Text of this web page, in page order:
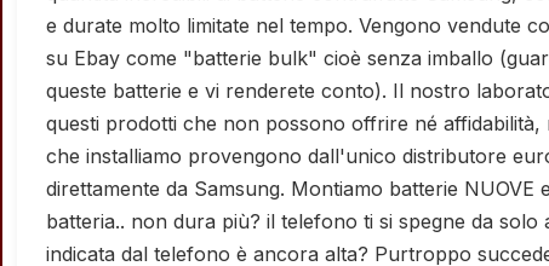
e durate molto limitate nel tempo. Vengono vendute
su Ebay come "batterie bulk" cioè senza imballo
queste batterie e vi renderete conto). Il nostro
questi prodotti che non possono offrire né affidabilità,
che installiamo provengono dall'unico distributore
direttamente da Samsung. Montiamo batterie NUOVE
batteria.. non dura più? il telefono ti si spegne da solo
indicata dal telefono è ancora alta? Purtroppo